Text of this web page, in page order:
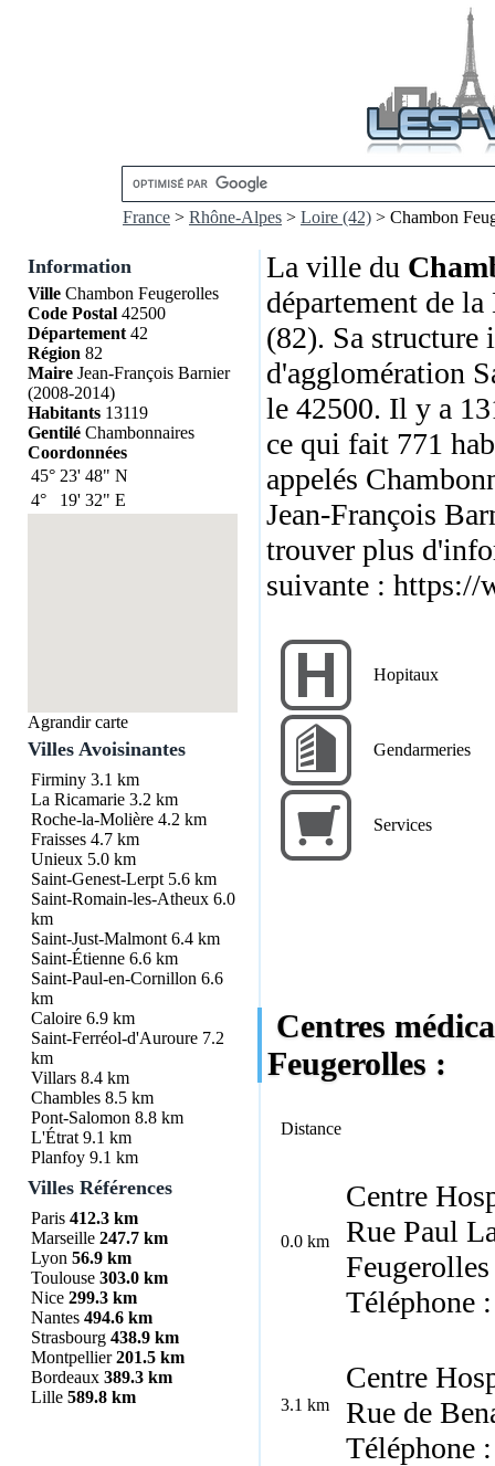
France > Rhône-Alpes > Loire (42) > Chambon
Information
VilleChambon Feugerolles
Code Postal42500
Département42
Région 82
MaireJean-François Barnier
(2008-2014)
Habitants13119
GentiléChambonnaires
Coordonnées
45° 23' 48" N
4°
19' 32" E
Agrandir carte
Villes Avoisinantes
Firminy3.1 km
La Ricamarie3.2 km
Roche-la-Molière4.2 km
Fraisses4.7 km
Unieux5.0 km
Saint-Genest-Lerpt5.6 km
Saint-Romain-les-Atheux6.0
km
Saint-Just-Malmont6.4 km
Saint-Étienne6.6 km
Saint-Paul-en-Cornillon 6.6
km
Caloire6.9 km
Saint-Ferréol-d'Auroure7.2
km
Villars8.4 km
Chambles8.5 km
Pont-Salomon 8.8 km
L'Étrat9.1 km
Planfoy9.1 km
Villes Références
Paris 412.3 km
Marseille 247.7 km
Lyon 56.9 km
Toulouse 303.0 km
Nice 299.3 km
Nantes 494.6 km
Strasbourg 438.9 km
Montpellier 201.5 km
Bordeaux 389.3 km
Lille 589.8 km
La ville du
département de
(82). Sa structure
d'agglomération
le 42500. Il y a
ce qui fait 771
appelés
Jean-François
trouver plus
suivante : https://
Hopitaux
Gendarmeries
Services
Centres
Feugerolles :
Distance
0.0 km
Centre
Rue Paul
Feugerolles
Téléphone
3.1 km
Centre
Rue de
Téléphone